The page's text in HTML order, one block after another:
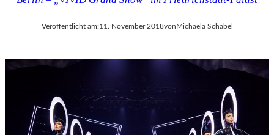
Veröffentlicht am:11. November 2018von Michaela Schabel